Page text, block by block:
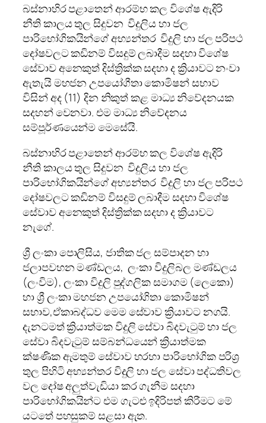
බස්නාහිර පළාතෙන් ආරම්භ කල විශේෂ ඇදිරි
නීති කාලය තුල සිදුවන විදුලිය හා ජල
පාරිභෝගිකයින්ගේ අභ්‍යන්තර විදුලි හා ජල පරිපථ
දෝෂවලට කඩිනම් විසදුම් ලබාදීම සදහා විශේෂ
සේවාව අනෙකුත් දිස්ත්‍රික්ක සදහා ද ක්‍රියාවට නංවා
ඇතැයි මහජන උපයෝගීතා කොමිෂන් සභාව
විසින් අද (11) දින නිකුත් කළ මාධ්‍ය නිවේදනයක
සදහන් වෙනවා. එම මාධ්‍ය නිවේදනය
සම්පූර්ණයෙන්ම මෙසේයි.
බස්නාහිර පළාතෙන් ආරම්භ කල විශේෂ ඇදිරි
නීති කාලය තුල සිදුවන විදුලිය හා ජල
පාරිභෝගිකයින්ගේ අභ්‍යන්තර විදුලි හා ජල පරිපථ
දෝෂවලට කඩිනම් විසදුම් ලබාදීම සදහා විශේෂ
සේවාව අනෙකුත් දිස්ත්‍රික්ක සදහා ද ක්‍රියාවට
නැගේ.
ශ්‍රී ලංකා පොලිසිය, ජාතික ජල සම්පාදන හා
ජලාපවහන මණ්ඩලය, ලංකා විදුලිබල මණ්ඩලය
(ලංවිම), ලංකා විදුලි පුද්ගලික සමාගම (ලෙකො)
හා ශ්‍රී ලංකා මහජන උපයෝගිතා කොමිෂන්
සභාව,ඒකාබද්ධව මෙම සේවාව ක්‍රියාවට නගයි.
දැනටමත් ක්‍රියාත්මක විදුලි සේවා බිදවැටුම් හා ජල
සේවා බිදවැටුම් සම්බන්ධයෙන් ක්‍රියාත්මක
ක්ෂණික ඇමතුම් සේවාව හරහා පාරිභෝගික පරිශ්‍ර
තුල පිහිටි අභ්‍යන්තර විදුලි හා ජල සේවා පද්ධතිවල
වල දෝෂ අලුත්වැඩියා කර ගැනීම සදහා
පාරිභෝගිකයින්ට එම ගැටළු ඉදිරිපත් කිරීමට මේ
යටතේ පහසුකම් සළසා ඇත.